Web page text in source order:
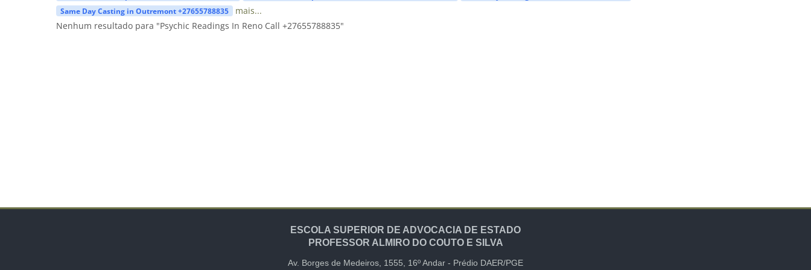
Same Day Casting in Outremont +27655788835
mais...
Nenhum resultado para "Psychic Readings In Reno Call +27655788835"
ESCOLA SUPERIOR DE ADVOCACIA DE ESTADO
PROFESSOR ALMIRO DO COUTO E SILVA
Av. Borges de Medeiros, 1555, 16º Andar - Prédio DAER/PGE